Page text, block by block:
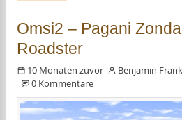
Omsi2 – Pagani
Roadster
10 Monaten zuvor Benjamin
0 Kommentare